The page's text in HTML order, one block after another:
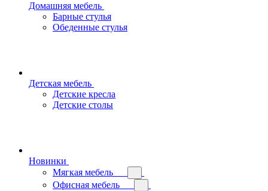
Домашняя мебель
Барные стулья
Обеденные стулья
Детская мебель
Детские кресла
Детские столы
Новинки
Мягкая мебель
Офисная мебель